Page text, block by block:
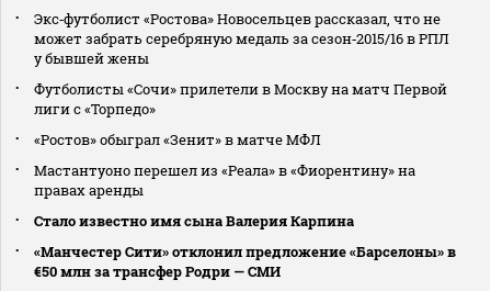
Экс‑футболист «Ростова» Новосельцев рассказал, что не
может забрать серебряную медаль за сезон‑2015/16 в РПЛ
у бывшей жены
Футболисты «Сочи» прилетели в Москву на матч Первой
лиги с «Торпедо»
«Ростов» обыграл «Зенит» в матче МФЛ
Мастантуоно перешел из «Реала» в «Фиорентину» на
правах аренды
Стало известно имя сына Валерия Карпина
«Манчестер Сити» отклонил предложение «Барселоны» в
€50 млн за трансфер Родри — СМИ